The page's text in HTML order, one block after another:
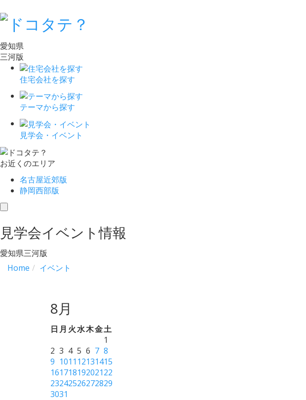
愛知県
三河版
住宅会社を探す
テーマから探す
見学会・イベント
お近くのエリア
名古屋近郊版
静岡西部版
toggle
見学会イベント情報
愛知県三河版
Home
イベント
8月
日 月 火水木金土
1
2 3 4 5 6 7 8
9 1011 12131415
16171819202122
23242526272829
3031